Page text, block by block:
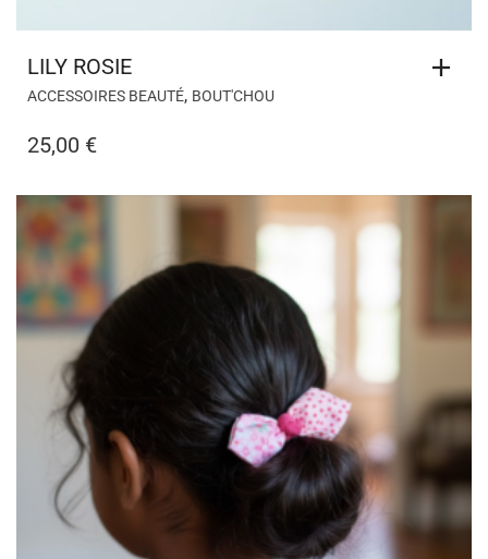
LILY ROSIE
ACCESSOIRES BEAUTÉ, BOUT'CHOU
25,00 €